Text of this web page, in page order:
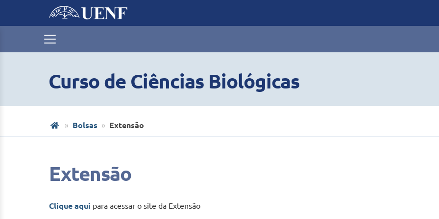
Curso de Ciências Biológicas
Bolsas Extensão
Extensão
Clique aqui para acessar o site da Extensão